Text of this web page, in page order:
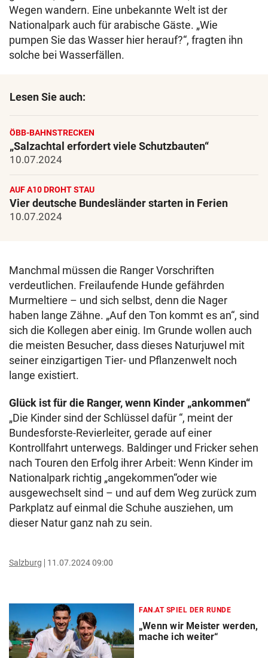
Wegen wandern. Eine unbekannte Welt ist der
Nationalpark auch für arabische Gäste. „Wie
pumpen Sie das Wasser hier herauf?“, fragten ihn
solche bei Wasserfällen.
Lesen Sie auch:
ÖBB-BAHNSTRECKEN
„Salzachtal erfordert viele Schutzbauten“
10.07.2024
AUF A10 DROHT STAU
Vier deutsche Bundesländer starten in Ferien
10.07.2024
Manchmal müssen die Ranger Vorschriften
verdeutlichen. Freilaufende Hunde gefährden
Murmeltiere – und sich selbst, denn die Nager
haben lange Zähne. „Auf den Ton kommt es an“, sind
sich die Kollegen aber einig. Im Grunde wollen auch
die meisten Besucher, dass dieses Naturjuwel mit
seiner einzigartigen Tier- und Pflanzenwelt noch
lange existiert.
Glück ist für die Ranger, wenn Kinder „ankommen“
„Die Kinder sind der Schlüssel dafür “, meint der
Bundesforste-Revierleiter, gerade auf einer
Kontrollfahrt unterwegs. Baldinger und Fricker sehen
nach Touren den Erfolg ihrer Arbeit: Wenn Kinder im
Nationalpark richtig „angekommen“oder wie
ausgewechselt sind – und auf dem Weg zurück zum
Parkplatz auf einmal die Schuhe ausziehen, um
dieser Natur ganz nah zu sein.
Salzburg 11.07.2024 09:00
FAN.AT SPIEL DER RUNDE
„Wenn wir Meister werden,
mache ich weiter“